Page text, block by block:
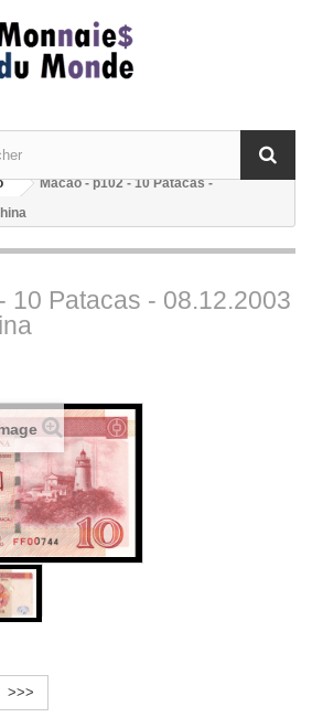
Macao - p102 - 10 Patacas -
10 Patacas - 08.12.2003
>>>